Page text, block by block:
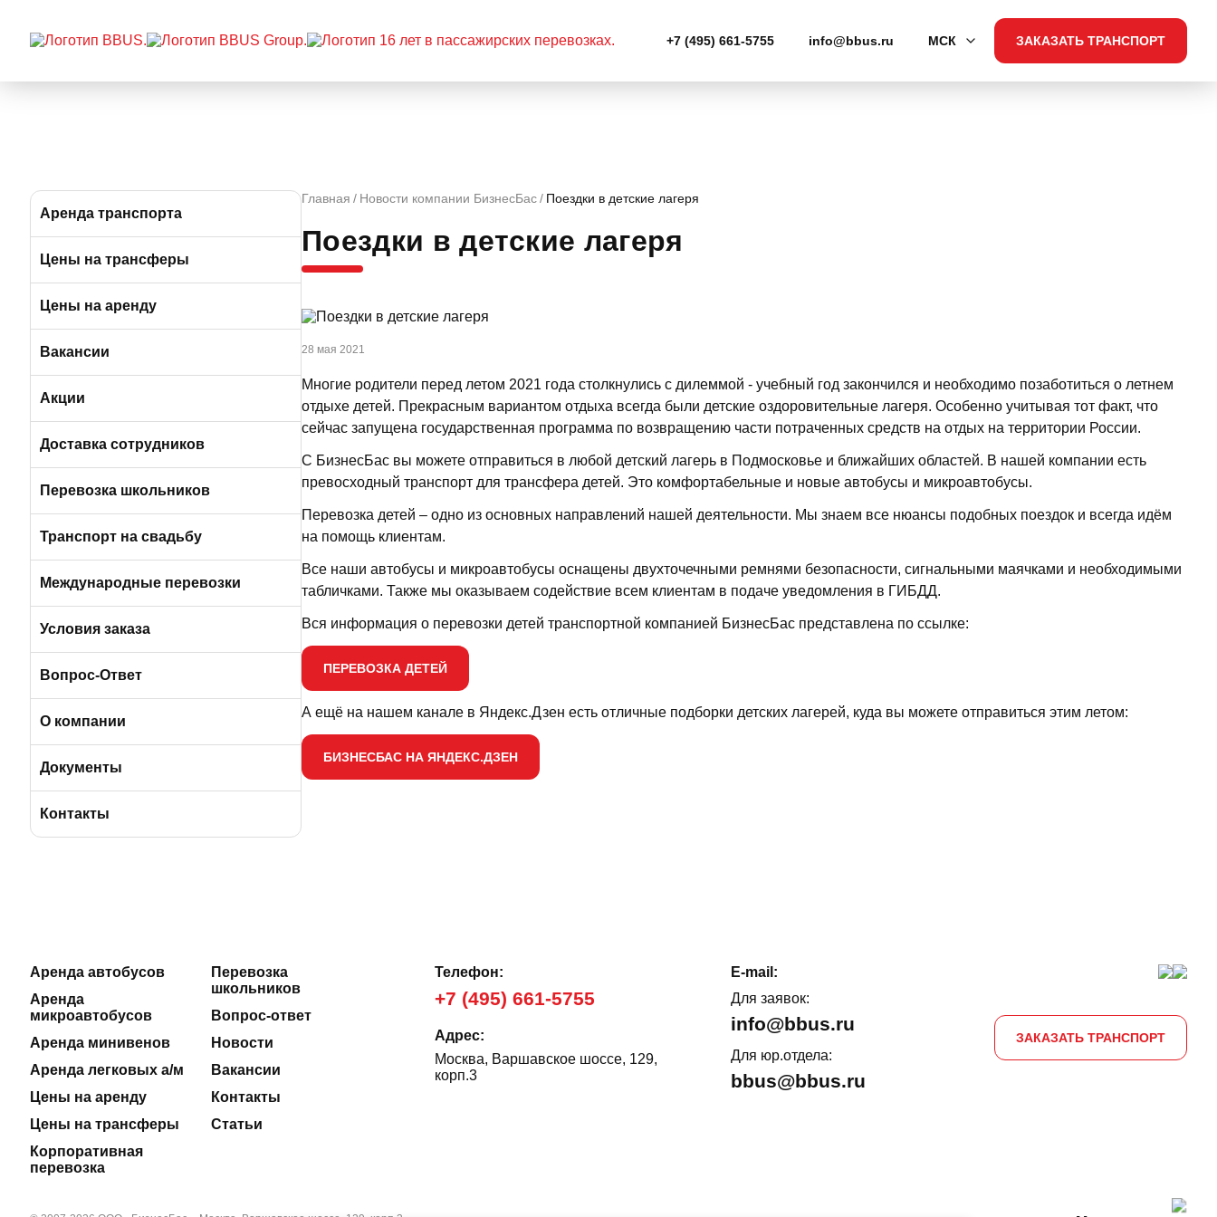
+7 (495) 661-5755 info@bbus.ru МСК ЗАКАЗАТЬ ТРАНСПОРТ
Аренда транспорта
Автобусы (от 39 до 57 мест)
Микроавтобусы (от 9 до 19 мест)
Минивэны (от 5 до 7 мест)
Легковые а/м (от 3 до 4 мест)
Пригородные автобусы
Цены на трансферы
Цены на аренду
Вакансии
Вакансии в Москве
Вакансии в Санкт-Петербурге
Акции
Доставка сотрудников
Автобусами и микроавтобусами
Легковыми авто и минивэнами
Перевозка школьников
Транспорт на свадьбу
Автобусы
Микроавтобусы
Международные перевозки
Условия заказа
Отличия трансфера от аренды
Порядок оплаты услуг
Условия возврата
Вопрос-Ответ
О компании
О компании БизнесБас
BBus Group
Полезные статьи
Документы
Лицензии и удостоверения
Контакты
Главная Новости компании БизнесБас Поездки в детские лагеря
Поездки в детские лагеря
28 мая 2021
Многие родители перед летом 2021 года столкнулись с дилеммой - учебный год закончился и необходимо позаботиться о летнем
отдыхе детей. Прекрасным вариантом отдыха всегда были детские оздоровительные лагеря. Особенно учитывая тот факт, что
сейчас запущена государственная программа по возвращению части потраченных средств на отдых на территории России.
С БизнесБас вы можете отправиться в любой детский лагерь в Подмосковье и ближайших областей. В нашей компании есть
превосходный транспорт для трансфера детей. Это комфортабельные и новые автобусы и микроавтобусы.
Перевозка детей – одно из основных направлений нашей деятельности. Мы знаем все нюансы подобных поездок и всегда идём
на помощь клиентам.
Все наши автобусы и микроавтобусы оснащены двухточечными ремнями безопасности, сигнальными маячками и необходимыми
табличками. Также мы оказываем содействие всем клиентам в подаче уведомления в ГИБДД.
Вся информация о перевозки детей транспортной компанией БизнесБас представлена по ссылке:
ПЕРЕВОЗКА ДЕТЕЙ
А ещё на нашем канале в Яндекс.Дзен есть отличные подборки детских лагерей, куда вы можете отправиться этим летом:
БИЗНЕСБАС НА ЯНДЕКС.ДЗЕН
Аренда автобусов
Аренда
микроавтобусов
Аренда минивенов
Аренда легковых а/м
Цены на аренду
Цены на трансферы
Корпоративная
перевозка
Перевозка
школьников
Вопрос-ответ
Новости
Вакансии
Контакты
Статьи
Телефон:
+7 (495) 661-5755
Адрес:
Москва, Варшавское шоссе, 129,
корп.3
E-mail:
Для заявок:
info@bbus.ru
Для юр.отдела:
bbus@bbus.ru
ЗАКАЗАТЬ ТРАНСПОРТ